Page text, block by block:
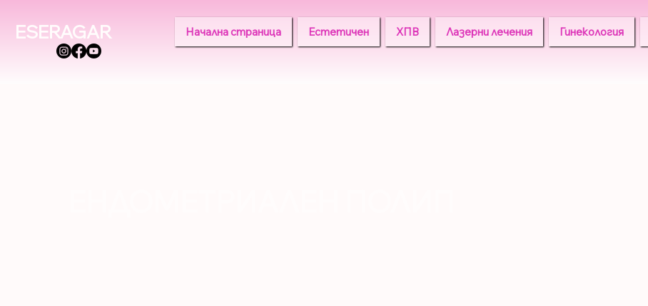
ESERAGAR Начална страница Естетичен ХПВ Лазерни лечения Гинекология